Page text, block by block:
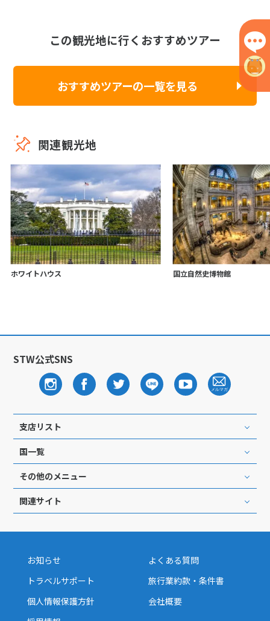
この観光地に行くおすすめツアー
おすすめツアーの一覧を見る
関連観光地
ホワイトハウス 国立自然史博物館
STW公式SNS
支店リスト
国一覧
その他のメニュー
関連サイト
お知らせ
よくある質問
トラベルサポート
旅行業約款・条件書
個人情報保護方針
会社概要